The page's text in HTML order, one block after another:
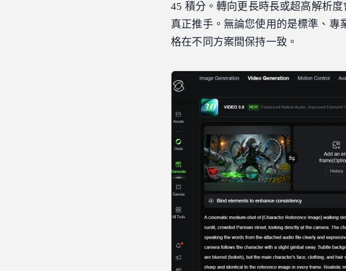
45 積分。轉向更長時長或超高解析
真正推手。無論您使用的是標準、
格在不同方案間保持一致。